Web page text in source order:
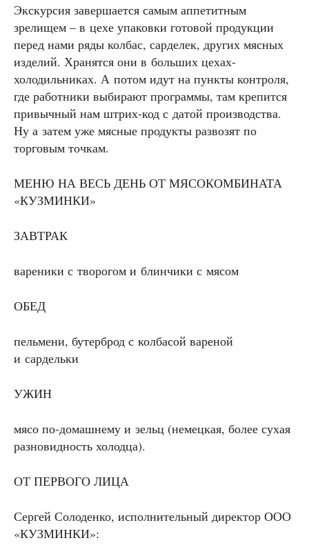
Экскурсия завершается самым аппетитным
зрелищем – в цехе упаковки готовой продукции
перед нами ряды колбас, сарделек, других мясных
изделий. Хранятся они в больших цехах-
холодильниках. А потом идут на пункты контроля,
где работники выбирают программы, там крепится
привычный нам штрих-код с датой производства.
Ну а затем уже мясные продукты развозят по
торговым точкам.
МЕНЮ НА ВЕСЬ ДЕНЬ ОТ МЯСОКОМБИНАТА
«КУЗМИНКИ»
ЗАВТРАК
вареники с творогом и блинчики с мясом
ОБЕД
пельмени, бутерброд с колбасой вареной
и сардельки
УЖИН
мясо по-домашнему и зельц (немецкая, более сухая
разновидность холодца).
ОТ ПЕРВОГО ЛИЦА
Сергей Солоденко, исполнительный директор ООО
«КУЗМИНКИ»: